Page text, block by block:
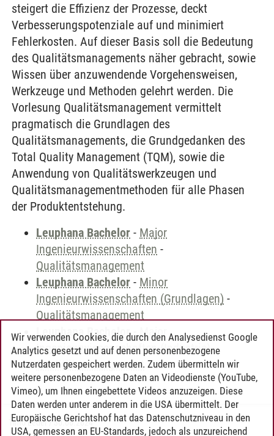
steigert die Effizienz der Prozesse, deckt
Verbesserungspotenziale auf und minimiert
Fehlerkosten. Auf dieser Basis soll die Bedeutung
des Qualitätsmanagements näher gebracht, sowie
Wissen über anzuwendende Vorgehensweisen,
Werkzeuge und Methoden gelehrt werden. Die
Vorlesung Qualitätsmanagement vermittelt
pragmatisch die Grundlagen des
Qualitätsmanagements, die Grundgedanken des
Total Quality Management (TQM), sowie die
Anwendung von Qualitätswerkzeugen und
Qualitätsmanagementmethoden für alle Phasen
der Produktentstehung.
Leuphana Bachelor - Major
Ingenieurwissenschaften -
Qualitätsmanagement
Leuphana Bachelor - Minor
Ingenieurwissenschaften (Grundlagen) -
Qualitätsmanagement
Leuphana Bachelor-Major
Ingenieurwissenschaften (Industrie)-
Qualitätsmanagement
Timo Leder/30.06.2024
Wir verwenden Cookies, die durch den Analysedienst Google
Analytics gesetzt und auf denen personenbezogene
Nutzerdaten gespeichert werden. Zudem übermitteln wir
weitere personenbezogene Daten an Videodienste (YouTube,
Vimeo), um Ihnen eingebettete Videos anzuzeigen. Diese
Daten werden unter anderem in die USA übermittelt. Der
Europäische Gerichtshof hat das Datenschutzniveau in den
USA, gemessen an EU-Standards, jedoch als unzureichend